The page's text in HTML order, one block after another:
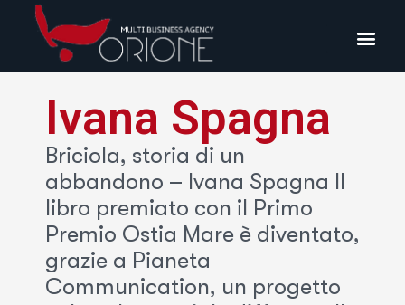
Ivana Spagna
Briciola, storia di un
abbandono – Ivana Spagna Il
libro premiato con il Primo
Premio Ostia Mare è diventato,
grazie a Pianeta
Communication, un progetto